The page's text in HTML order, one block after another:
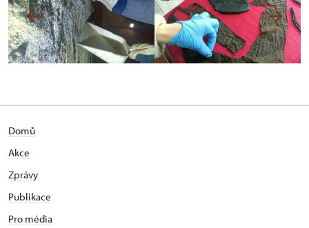
Domů
Akce
Zprávy
Publikace
Pro média